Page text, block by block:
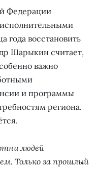
Федерации
года восстановить
Шарыкин считает,
важно
и программы
региона.
людей
Только за прошлый